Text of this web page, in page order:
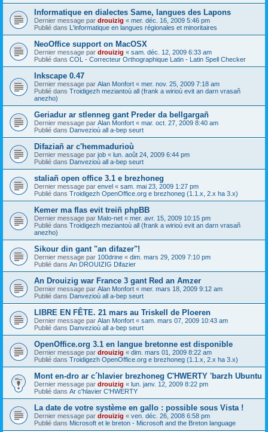
Informatique en dialectes Same, langues des Lapons
Dernier message par drouizig « mer. déc. 16, 2009 5:46 pm
Publié dans L'informatique en langues régionales et minoritaires
NeoOffice support on MacOSX
Dernier message par drouizig « sam. déc. 12, 2009 6:33 am
Publié dans COL - Correcteur Orthographique Latin - Latin Spell Checker
Inkscape 0.47
Dernier message par Alan Monfort « mer. nov. 25, 2009 7:18 am
Publié dans Troidigezh meziantoù all (frank a wirioù evit an darn vrasañ
anezho)
Geriadur ar stlenneg gant Preder da bellgargañ
Dernier message par Alan Monfort « mar. oct. 27, 2009 8:40 am
Publié dans Danvezioù all a-bep seurt
Difaziañ ar c'hemmadurioù
Dernier message par job « lun. août 24, 2009 6:44 pm
Publié dans Danvezioù all a-bep seurt
staliañ open office 3.1 e brezhoneg
Dernier message par envel « sam. mai 23, 2009 1:27 pm
Publié dans Troidigezh OpenOffice.org e brezhoneg (1.1.x, 2.x ha 3.x)
Kemer ma flas evit treiñ phpBB
Dernier message par Malo-net « mer. avr. 15, 2009 10:15 pm
Publié dans Troidigezh meziantoù all (frank a wirioù evit an darn vrasañ
anezho)
Sikour din gant "an difazer"!
Dernier message par 100drine « dim. mars 29, 2009 7:10 pm
Publié dans An DROUIZIG Difazier
An Drouizig war France 3 gant Red an Amzer
Dernier message par Alan Monfort « mer. mars 18, 2009 9:12 am
Publié dans Danvezioù all a-bep seurt
LIBRE EN FÊTE. 21 mars au Triskell de Ploeren
Dernier message par Alan Monfort « sam. mars 07, 2009 10:43 am
Publié dans Danvezioù all a-bep seurt
OpenOffice.org 3.1 en langue bretonne est disponible
Dernier message par drouizig « dim. mars 01, 2009 8:22 am
Publié dans Troidigezh OpenOffice.org e brezhoneg (1.1.x, 2.x ha 3.x)
Mont en-dro ar c´hlavier brezhoneg C'HWERTY 'barzh Ubuntu
Dernier message par drouizig « lun. janv. 12, 2009 8:22 pm
Publié dans Ar c'hlavier C'HWERTY
La date de votre système en gallo : possible sous Vista !
Dernier message par drouizig « ven. déc. 26, 2008 6:58 pm
Publié dans Microsoft et le breton - Microsoft and the Breton language